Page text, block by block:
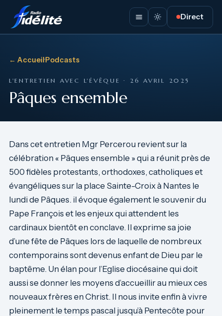
Direct
← Accueil·Podcasts
L'ENTRETIEN AVEC L'ÉVÊQUE · 26 AVRIL 2025
Pâques ensemble
Dans cet entretien Mgr Percerou revient sur la
célébration « Pâques ensemble » qui a réunit près de
500 fidèles protestants, orthodoxes, catholiques et
évangéliques sur la place Sainte-Croix à Nantes le
lundi de Pâques. il évoque également le souvenir du
Pape François et les enjeux qui attendent les
cardinaux bientôt en conclave. Il exprime sa joie
d’une fête de Pâques lors de laquelle de nombreux
contemporains sont devenus enfant de Dieu par le
baptême. Un élan pour l’Eglise diocésaine qui doit
aussi se donner les moyens d’accueillir au mieux ces
nouveaux frères en Christ. Il nous invite enfin à vivre
pleinement le temps pascal jusqu’à Pentecôte pour